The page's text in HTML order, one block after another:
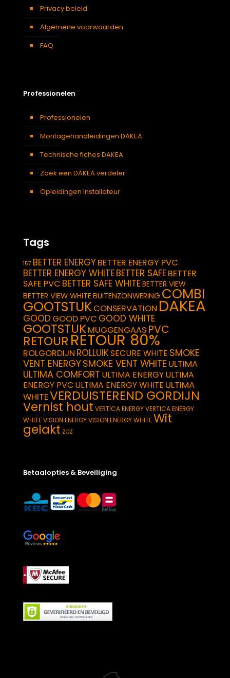
Privacy beleid
Algemene voorwaarden
FAQ
Professionelen
Professionelen
Montagehandleidingen DAKEA
Technische fiches DAKEA
Zoek een DAKEA verdeler
Opleidingen installateur
Tags
157 BETTER ENERGYBETTER ENERGY PVC
BETTER ENERGY WHITEBETTER SAFEBETTER
SAFE PVC BETTER SAFE WHITEBETTER VIEW
BETTER VIEW WHITEBUITENZONWERING COMBI
GOOTSTUKCONSERVATION DAKEA
GOOD GOOD PVC GOOD WHITE
GOOTSTUKMUGGENGAAS PVC
RETOUR RETOUR 80%
ROLGORDIJN ROLLUIKSECURE WHITE SMOKE
VENT ENERGYSMOKE VENT WHITE ULTIMA
ULTIMA COMFORT ULTIMA ENERGYULTIMA
ENERGY PVC ULTIMA ENERGY WHITE ULTIMA
WHITEVERDUISTEREND GORDIJN
Vernist hout VERTICA ENERGYVERTICA ENERGY
WHITEVISION ENERGYVISION ENERGY WHITEWit
gelakt ZOZ
Betaalopties & Beveiliging